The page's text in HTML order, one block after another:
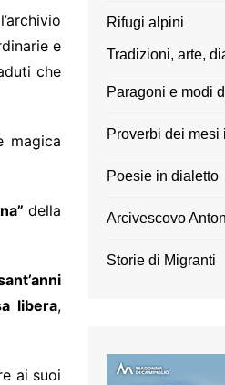
e
che
magica
della
libera,
ai suoi
Rifugi alpini
Tradizioni, arte,
Paragoni e modi
Proverbi dei mesi
Poesie in dialetto
Arcivescovo
Storie di Migranti